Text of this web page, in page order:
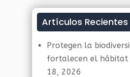
Artículos Recientes
Protegen la
fortalecen el hábitat
18, 2026